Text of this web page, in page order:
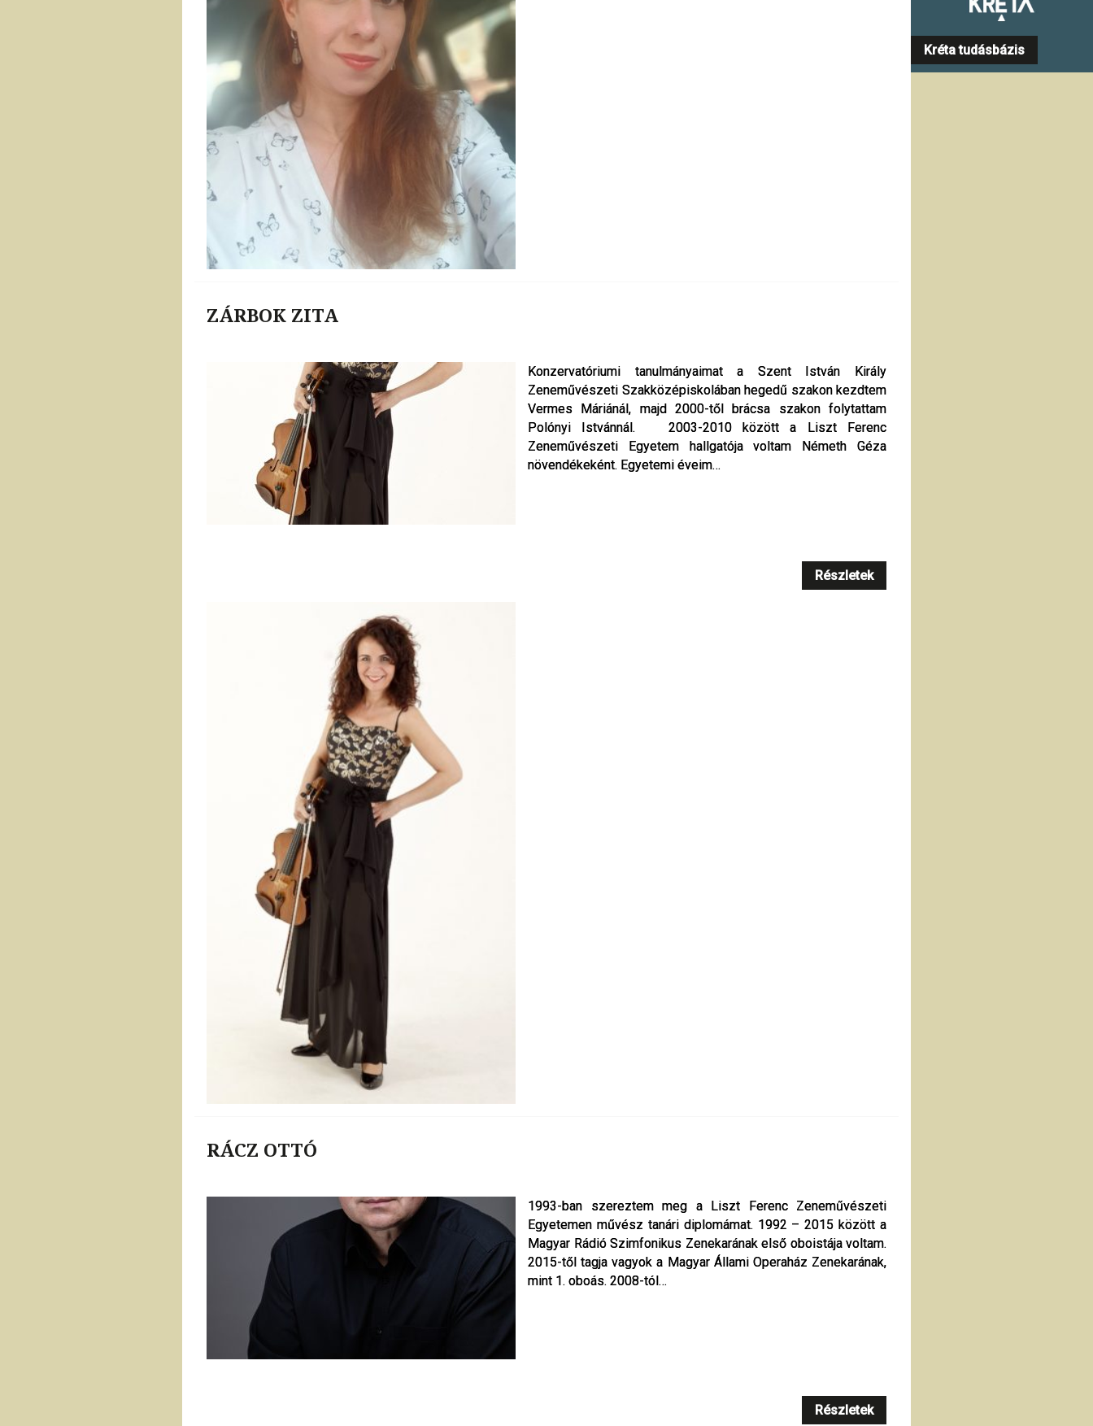
ZÁRBOK ZITA
Konzervatóriumi tanulmányaimat a Szent István Király
Zeneművészeti Szakközépiskolában hegedű szakon kezdtem
Vermes Máriánál, majd 2000-től brácsa szakon folytattam
Polónyi Istvánnál. 2003-2010 között a Liszt Ferenc
Zeneművészeti Egyetem hallgatója voltam Németh Géza
növendékeként. Egyetemi éveim…
Részletek
Konzervatóriumi tanulmányaimat a Szent István Király
Zeneművészeti Szakközépiskolában hegedű szakon kezdtem
Vermes Máriánál, majd 2000-től brácsa szakon folytattam
Polónyi Istvánnál. 2003-2010 között a Liszt Ferenc
Zeneművészeti Egyetem hallgatója voltam Németh Géza
növendékeként. Egyetemi éveim…
Részletek
RÁCZ OTTÓ
1993-ban szereztem meg a Liszt Ferenc Zeneművészeti
Egyetemen művész tanári diplomámat. 1992 – 2015 között a
Magyar Rádió Szimfonikus Zenekarának első oboistája voltam.
2015-től tagja vagyok a Magyar Állami Operaház Zenekarának,
mint 1. oboás. 2008-tól…
Részletek
1993-ban szereztem meg a Liszt Ferenc Zeneművészeti
Egyetemen művész tanári diplomámat. 1992 – 2015 között a
Magyar Rádió Szimfonikus Zenekarának első oboistája voltam.
2015-től tagja vagyok a Magyar Állami Operaház Zenekarának,
mint 1. oboás. 2008-tól…
Részletek
Kréta tudásbázis